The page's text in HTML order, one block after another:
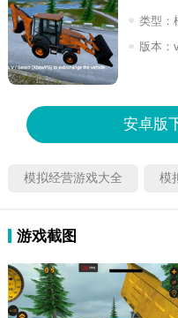
类型：
版本：
安卓版
模拟经营游戏大全 模
游戏截图